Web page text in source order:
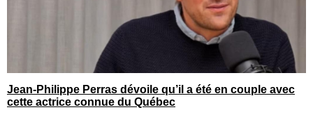
Jean-Philippe Perras dévoile qu’il a été en couple avec
cette actrice connue du Québec